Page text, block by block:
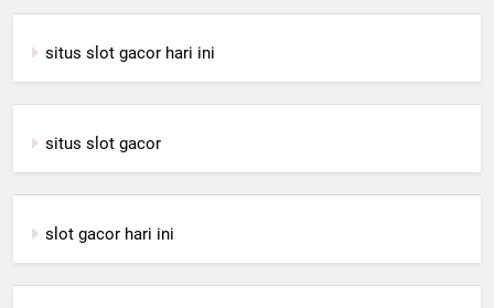
situs slot gacor hari ini
situs slot gacor
slot gacor hari ini